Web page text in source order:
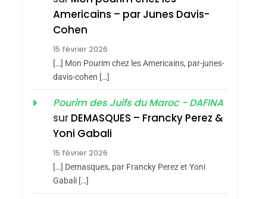
Du Terroir
Oeil Ravageur –
2
Dis Guerre»: La
Nouvelle Chanson De
Boy George
ISRAÉL JUDAISME
Americains – par Junes Davis-
Cohen
15 février 2026
[…] Mon Pourim chez les Americains, par-junes-
davis-cohen […]
Pourim des Juifs du Maroc - DAFINA
sur DEMASQUES – Francky Perez &
Yoni Gabali
15 février 2026
[…] Demasques, par Francky Perez et Yoni
Gabali […]